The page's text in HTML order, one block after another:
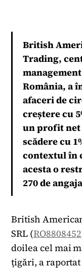
British
Trading,
România, a
afaceri de
creștere cu
un profit net
scădere cu
contextul în
acesta o
270 de
British
SRL (RO8808452
doilea cel mai
țigări, a